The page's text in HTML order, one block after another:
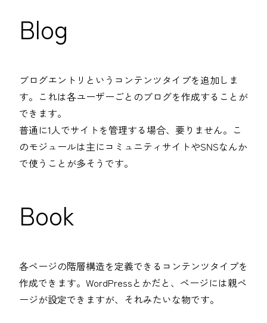
Blog
ブログエントリというコンテンツタイプを追加しま
す。これは各ユーザーごとのブログを作成することが
できます。
普通に1人でサイトを管理する場合、要りません。こ
のモジュールは主にコミュニティサイトやSNSなんか
で使うことが多そうです。
Book
各ページの階層構造を定義できるコンテンツタイプを
作成できます。WordPressとかだと、ページには親ペ
ージが設定できますが、それみたいな物です。